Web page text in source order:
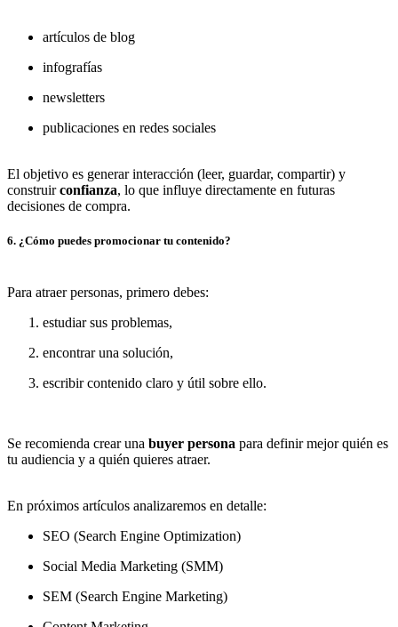
artículos de blog
infografías
newsletters
publicaciones en redes sociales
El objetivo es generar interacción (leer, guardar, compartir) y
construirconfianza, lo que influye directamente en futuras
decisiones de compra.
6. ¿Cómo puedes promocionar tu contenido?
Para atraer personas, primero debes:
estudiar sus problemas,
encontrar una solución,
escribir contenido claro y útil sobre ello.
Se recomienda crear una buyer persona para definir mejor quién es
tu audiencia y a quién quieres atraer.
En próximos artículos analizaremos en detalle:
SEO (Search Engine Optimization)
Social Media Marketing (SMM)
SEM (Search Engine Marketing)